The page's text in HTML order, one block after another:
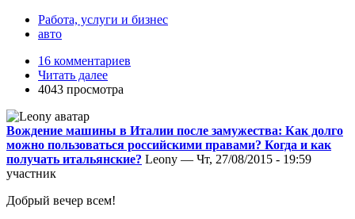
Работа, услуги и бизнес
авто
16 комментариев
Читать далее
4043 просмотра
Вождение машины в Италии после замужества: Как долго
можно пользоваться российскими правами? Когда и как
получать итальянские? Leony — Чт, 27/08/2015 - 19:59
участник
Добрый вечер всем!